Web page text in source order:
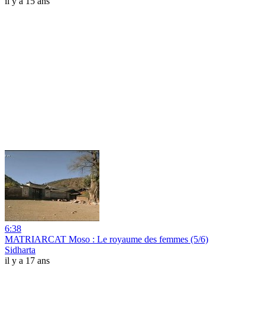
6:38
MATRIARCAT Moso : Le royaume des femmes (5/6)
Sidharta
il y a 17 ans